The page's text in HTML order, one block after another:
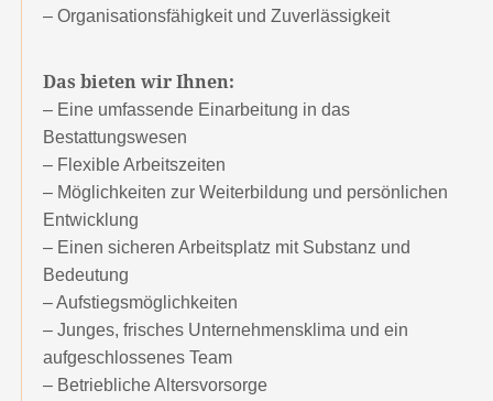
– Organisationsfähigkeit und Zuverlässigkeit
Das bieten wir Ihnen:
– Eine umfassende Einarbeitung in das
Bestattungswesen
– Flexible Arbeitszeiten
– Möglichkeiten zur Weiterbildung und persönlichen
Entwicklung
– Einen sicheren Arbeitsplatz mit Substanz und
Bedeutung
– Aufstiegsmöglichkeiten
– Junges, frisches Unternehmensklima und ein
aufgeschlossenes Team
– Betriebliche Altersvorsorge